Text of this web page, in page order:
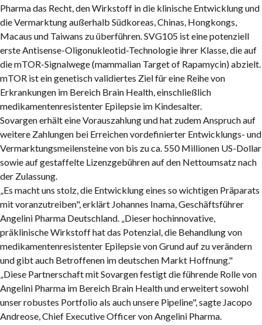
Pharma das Recht, den Wirkstoff in die klinische Entwicklung und
die Vermarktung außerhalb Südkoreas, Chinas, Hongkongs,
Macaus und Taiwans zu überführen. SVG105 ist eine potenziell
erste Antisense-Oligonukleotid-Technologie ihrer Klasse, die auf
die mTOR-Signalwege (mammalian Target of Rapamycin) abzielt.
mTOR ist ein genetisch validiertes Ziel für eine Reihe von
Erkrankungen im Bereich Brain Health, einschließlich
medikamentenresistenter Epilepsie im Kindesalter.
Sovargen erhält eine Vorauszahlung und hat zudem Anspruch auf
weitere Zahlungen bei Erreichen vordefinierter Entwicklungs- und
Vermarktungsmeilensteine von bis zu ca. 550 Millionen US-Dollar
sowie auf gestaffelte Lizenzgebühren auf den Nettoumsatz nach
der Zulassung.
„Es macht uns stolz, die Entwicklung eines so wichtigen Präparats
mit voranzutreiben", erklärt Johannes Inama, Geschäftsführer
Angelini Pharma Deutschland. „Dieser hochinnovative,
präklinische Wirkstoff hat das Potenzial, die Behandlung von
medikamentenresistenter Epilepsie von Grund auf zu verändern
und gibt auch Betroffenen im deutschen Markt Hoffnung."
„Diese Partnerschaft mit Sovargen festigt die führende Rolle von
Angelini Pharma im Bereich Brain Health und erweitert sowohl
unser robustes Portfolio als auch unsere Pipeline", sagte Jacopo
Andreose, Chief Executive Officer von Angelini Pharma.